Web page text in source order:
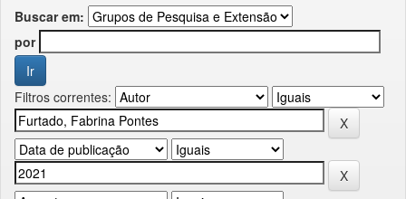
Buscar em:
por
Filtros correntes: